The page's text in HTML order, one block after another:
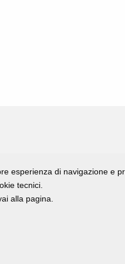
esperienza di navigazione e
tecnici.
alla pagina.